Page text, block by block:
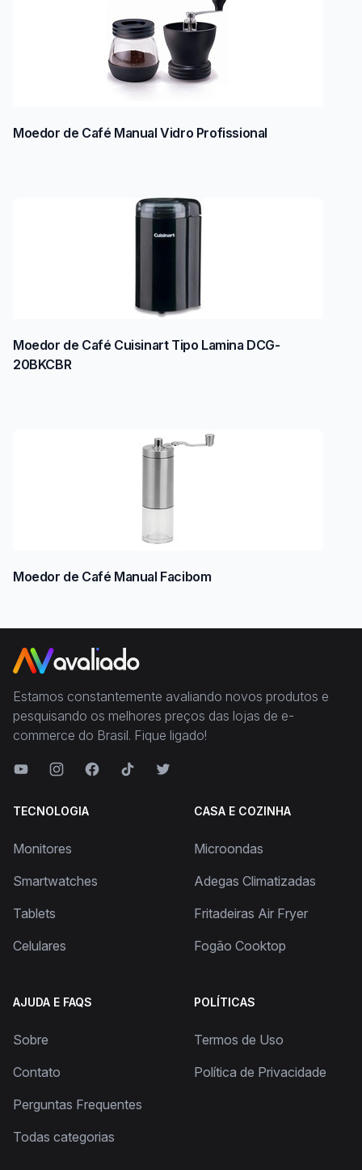
Moedor de Café Manual Vidro Profissional
Moedor de Café Cuisinart Tipo Lamina DCG-
20BKCBR
Moedor de Café Manual Facibom
Estamos constantemente avaliando novos produtos e
pesquisando os melhores preços das lojas de e-
commerce do Brasil. Fique ligado!
TECNOLOGIA
Monitores
Smartwatches
Tablets
Celulares
CASA E COZINHA
Microondas
Adegas Climatizadas
Fritadeiras Air Fryer
Fogão Cooktop
AJUDA E FAQS
Sobre
Contato
Perguntas Frequentes
Todas categorias
POLÍTICAS
Termos de Uso
Política de Privacidade